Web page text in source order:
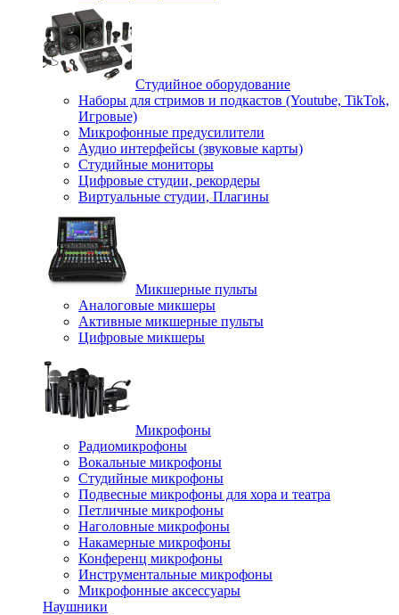
Студийное оборудование
Наборы для стримов и подкастов (Youtube, TikTok,
Игровые)
Микрофонные предусилители
Аудио интерфейсы (звуковые карты)
Студийные мониторы
Цифровые студии, рекордеры
Виртуальные студии, Плагины
Микшерные пульты
Аналоговые микшеры
Активные микшерные пульты
Цифровые микшеры
Микрофоны
Радиомикрофоны
Вокальные микрофоны
Студийные микрофоны
Подвесные микрофоны для хора и театра
Петличные микрофоны
Наголовные микрофоны
Накамерные микрофоны
Конференц микрофоны
Инструментальные микрофоны
Микрофонные аксессуары
Наушники